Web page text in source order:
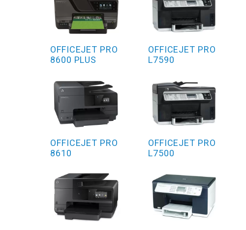
OFFICEJET PRO
8600 PLUS
OFFICEJET PRO
8610
OFFICEJET PRO
L7590
OFFICEJET PRO
L7500